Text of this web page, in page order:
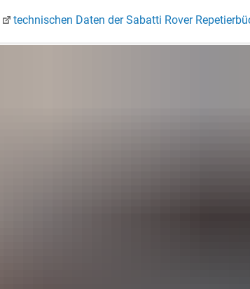
technischen Daten der Sabatti Rover